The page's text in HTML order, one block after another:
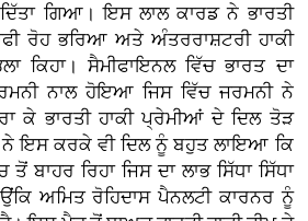
ਦਿੱਤਾ ਗਿਆ। ਇਸ ਲਾਲ ਕਾਰਡ ਨੇ ਭਾਰਤੀ
ਰੋਹ ਭਰਿਆ ਅਤੇ ਅੰਤਰਰਾਸ਼ਟਰੀ ਹਾਕੀ
ਕਿਹਾ। ਸੈਮੀਫਾਇਨਲ ਵਿੱਚ ਭਾਰਤ ਦਾ
ਨਾਲ ਹੋਇਆ ਜਿਸ ਵਿੱਚ ਜਰਮਨੀ ਨੇ
ਕੇ ਭਾਰਤੀ ਹਾਕੀ ਪ੍ਰੇਮੀਆਂ ਦੇ ਦਿਲ ਤੋੜ
ਨੇ ਇਸ ਕਰਕੇ ਵੀ ਦਿਲ ਨੂੰ ਬਹੁਤ ਲਾਇਆ ਕਿ
ਬਾਹਰ ਰਿਹਾ ਜਿਸ ਦਾ ਲਾਭ ਸਿੱਧਾ ਸਿੱਧਾ
ਅਮਿਤ ਰੋਹਿਦਾਸ ਪੈਨਲਟੀ ਕਾਰਨਰ ਨੂੰ